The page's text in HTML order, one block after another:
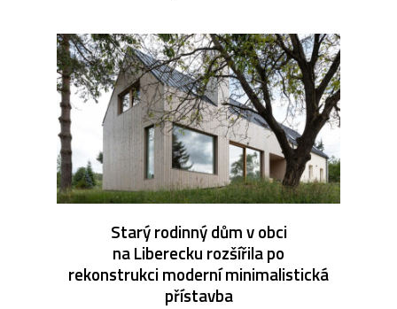
Starý rodinný dům v obci
na Liberecku rozšířila po
rekonstrukci moderní minimalistická
přístavba